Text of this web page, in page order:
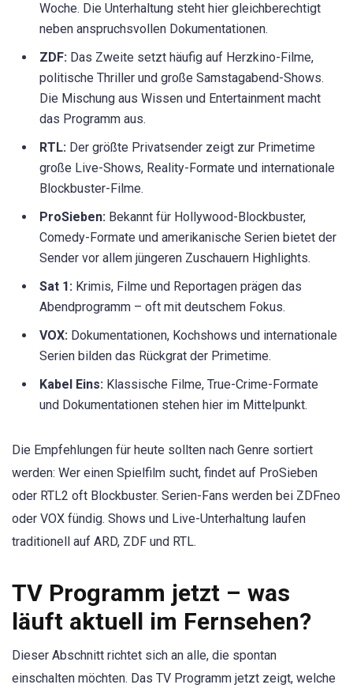
Woche. Die Unterhaltung steht hier gleichberechtigt
neben anspruchsvollen Dokumentationen.
ZDF: Das Zweite setzt häufig auf Herzkino-Filme,
politische Thriller und große Samstagabend-Shows.
Die Mischung aus Wissen und Entertainment macht
das Programm aus.
RTL: Der größte Privatsender zeigt zur Primetime
große Live-Shows, Reality-Formate und internationale
Blockbuster-Filme.
ProSieben: Bekannt für Hollywood-Blockbuster,
Comedy-Formate und amerikanische Serien bietet der
Sender vor allem jüngeren Zuschauern Highlights.
Sat 1: Krimis, Filme und Reportagen prägen das
Abendprogramm – oft mit deutschem Fokus.
VOX: Dokumentationen, Kochshows und internationale
Serien bilden das Rückgrat der Primetime.
Kabel Eins: Klassische Filme, True-Crime-Formate
und Dokumentationen stehen hier im Mittelpunkt.
Die Empfehlungen für heute sollten nach Genre sortiert
werden: Wer einen Spielfilm sucht, findet auf ProSieben
oder RTL2 oft Blockbuster. Serien-Fans werden bei ZDFneo
oder VOX fündig. Shows und Live-Unterhaltung laufen
traditionell auf ARD, ZDF und RTL.
TV Programm jetzt – was
läuft aktuell im Fernsehen?
Dieser Abschnitt richtet sich an alle, die spontan
einschalten möchten. Das TV Programm jetzt zeigt, welche